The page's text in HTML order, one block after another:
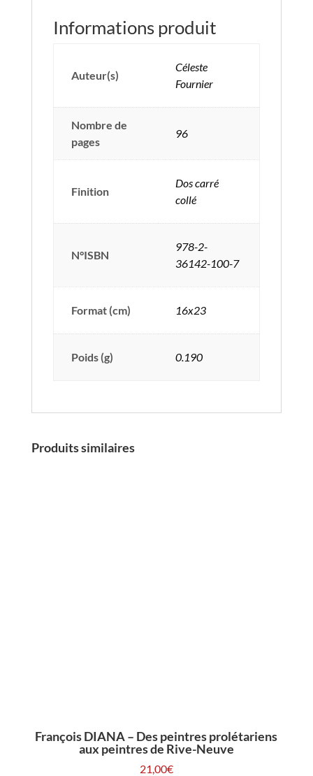
Informations produit
Auteur(s)
Céleste
Fournier
Nombre de
pages
96
Finition
Dos carré
collé
N°ISBN
978-2-
36142-100-7
Format (cm) 16x23
Poids (g) 0.190
Produits similaires
François DIANA – Des peintres prolétariens
aux peintres de Rive-Neuve
21,00€